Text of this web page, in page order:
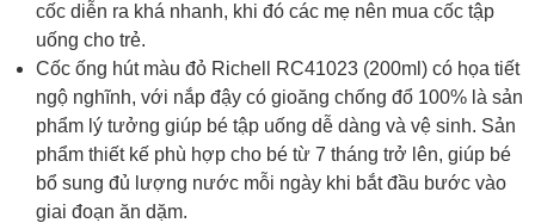
cốc diễn ra khá nhanh, khi đó các mẹ nên mua cốc tập
uống cho trẻ.
Cốc ống hút màu đỏ Richell RC41023 (200ml) có họa tiết
ngộ nghĩnh, với nắp đậy có gioăng chống đổ 100% là sản
phẩm lý tưởng giúp bé tập uống dễ dàng và vệ sinh. Sản
phẩm thiết kế phù hợp cho bé từ 7 tháng trở lên, giúp bé
bổ sung đủ lượng nước mỗi ngày khi bắt đầu bước vào
giai đoạn ăn dặm.